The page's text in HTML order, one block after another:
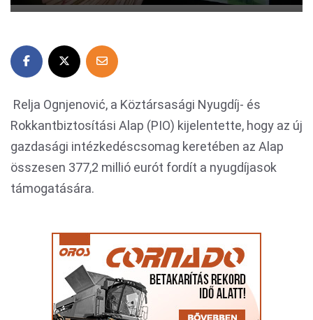
Relja Ognjenović, a Köztársasági Nyugdíj- és
Rokkantbiztosítási Alap (PIO) kijelentette, hogy az új
gazdasági intézkedéscsomag keretében az Alap
összesen 377,2 millió eurót fordít a nyugdíjasok
támogatására.